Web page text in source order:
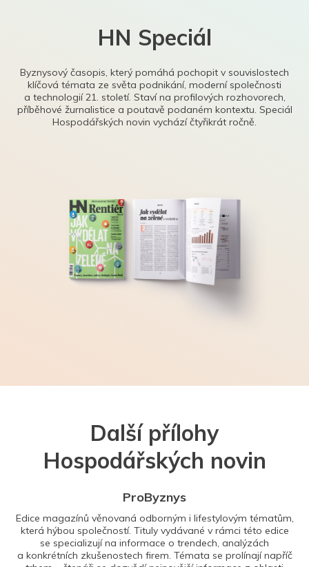
HN Speciál
Byznysový časopis, který pomáhá pochopit v souvislostech
klíčová témata ze světa podnikání, moderní společnosti
a technologií 21. století. Staví na profilových rozhovorech,
příběhové žurnalistice a poutavě podaném kontextu. Speciál
Hospodářských novin vychází čtyřikrát ročně.
Další přílohy
Hospodářských novin
ProByznys
Edice magazínů věnovaná odborným i lifestylovým tématům,
která hýbou společností. Tituly vydávané v rámci této edice
se specializují na informace o trendech, analýzách
a konkrétních zkušenostech firem. Témata se prolínají napříč